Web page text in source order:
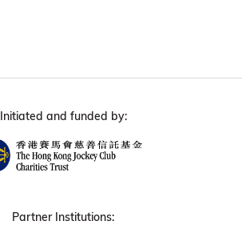
Initiated and funded by:
Partner Institutions: